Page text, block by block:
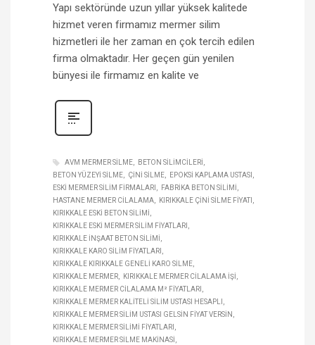
Yapı sektöründe uzun yıllar yüksek kalitede
hizmet veren firmamız mermer silim
hizmetleri ile her zaman en çok tercih edilen
firma olmaktadır. Her geçen gün yenilen
bünyesi ile firmamız en kalite ve
AVM MERMER SILME
BETON SILIMCILERI
BETON YÜZEYI SILME
ÇINI SILME
EPOKSI KAPLAMA USTASI
ESKI MERMER SILIM FIRMALARI
FABRIKA BETON SILIMI
HASTANE MERMER CILALAMA
KIRIKKALE ÇINI SILME FIYATI
KIRIKKALE ESKI BETON SILIMI
KIRIKKALE ESKI MERMER SILIM FIYATLARI
KIRIKKALE INŞAAT BETON SILIMI
KIRIKKALE KARO SILIM FIYATLARI
KIRIKKALE KIRIKKALE GENELI KARO SILME
KIRIKKALE MERMER
KIRIKKALE MERMER CILALAMA IŞI
KIRIKKALE MERMER CILALAMA M² FIYATLARI
KIRIKKALE MERMER KALITELI SILIM USTASI HESAPLI
KIRIKKALE MERMER SILIM USTASI GELSIN FIYAT VERSIN
KIRIKKALE MERMER SILIMI FIYATLARI
KIRIKKALE MERMER SILME MAKINASI